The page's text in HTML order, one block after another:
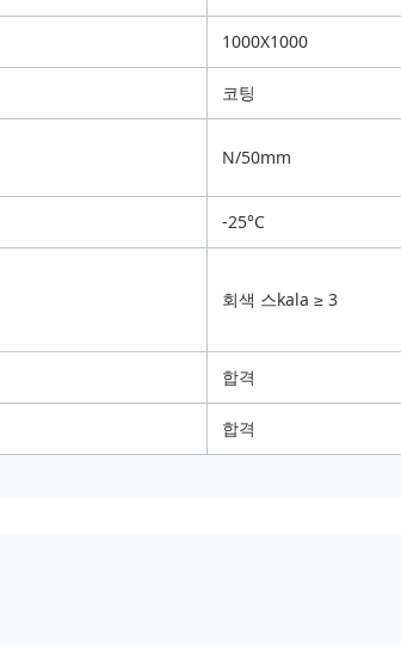
1000X1000
코팅
N/50mm
-25°C
회색 스kala ≥ 3
합격
합격